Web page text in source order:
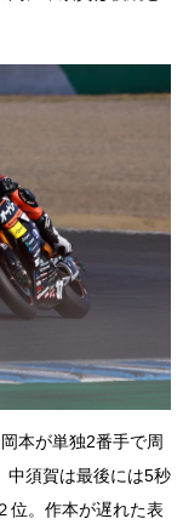
本が単独2番手で周
中須賀は最後には5秒
位。作本が遅れた表